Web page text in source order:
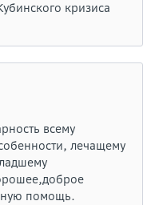
кризиса
всему
лечащему
помощь.